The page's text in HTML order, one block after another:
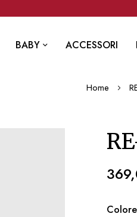
BABY ACCESSORI
Home
Colore